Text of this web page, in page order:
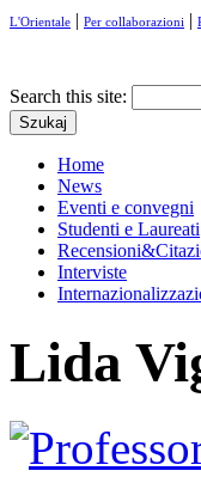
L'Orientale | Per collaborazioni |
Search this site:
Home
News
Eventi e convegni
Studenti e Laureati
Interviste
Lida